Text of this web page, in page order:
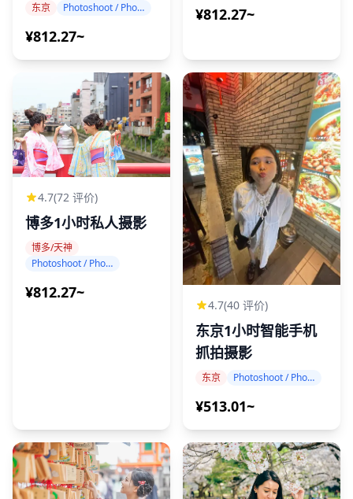
东京 Photoshoot / Photo tour
¥812.27~
¥812.27~
4.7(72 评价)
博多1小时私人摄影
博多/天神
Photoshoot / Photo tour
¥812.27~
4.7(40 评价)
东京1小时智能手机
抓拍摄影
东京 Photoshoot / Photo tour
¥513.01~